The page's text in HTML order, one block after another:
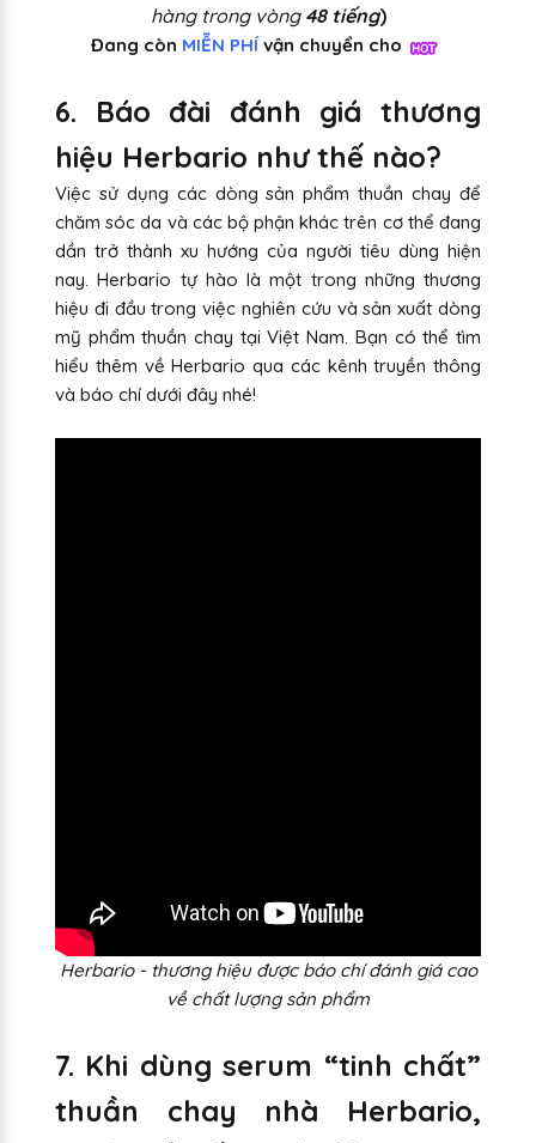
hàng trong vòng 48 tiếng)
Đang còn MIỄN PHÍ vận chuyển cho
6. Báo đài đánh giá thương
hiệu Herbario như thế nào?
Việc sử dụng các dòng sản phẩm thuần chay để
chăm sóc da và các bộ phận khác trên cơ thể đang
dần trở thành xu hướng của người tiêu dùng hiện
nay. Herbario tự hào là một trong những thương
hiệu đi đầu trong việc nghiên cứu và sản xuất dòng
mỹ phẩm thuần chay tại Việt Nam. Bạn có thể tìm
hiểu thêm về Herbario qua các kênh truyền thông
và báo chí dưới đây nhé!
Herbario - thương hiệu được báo chí đánh giá cao
về chất lượng sản phẩm
7. Khi dùng serum “tinh chất”
thuần chay nhà Herbario,